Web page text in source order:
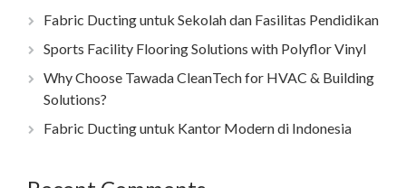
Fabric Ducting untuk Sekolah dan Fasilitas Pendidikan
Sports Facility Flooring Solutions with Polyflor Vinyl
Why Choose Tawada CleanTech for HVAC & Building
Solutions?
Fabric Ducting untuk Kantor Modern di Indonesia